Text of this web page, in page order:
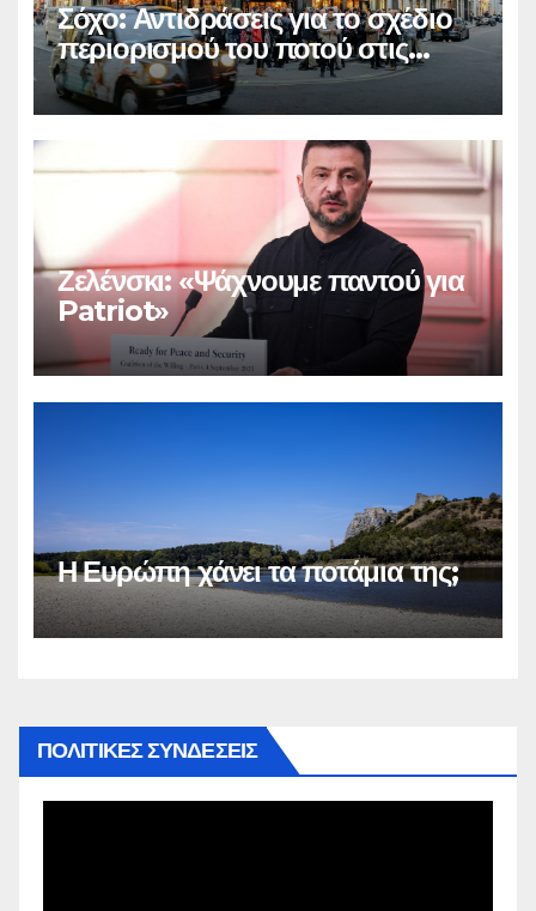
Σόχο: Αντιδράσεις για το σχέδιο
περιορισμού του ποτού στις
παμπ
Ζελένσκι: «Ψάχνουμε παντού για
Patriot»
Η Ευρώπη χάνει τα ποτάμια της;
ΠΟΛΙΤΙΚΕΣ ΣΥΝΔΕΣΕΙΣ